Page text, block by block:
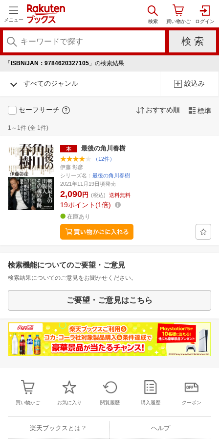
メニュー
「 ISBN/JAN：9784620327105 」の検索結果
すべてのジャンル 絞込み
セーフサーチ おすすめ順 標準
1～1件 (全 1件)
最後の角川春樹
（12件）
伊藤 彰彦
シリーズ名： 最後の角川春樹
2021年11月19日頃発売
2,090円 (税込) 送料無料
19ポイント 1倍
在庫あり
検索機能についてのご要望・ご意見
検索結果についてのご意見をお聞かせください。
ご要望・ご意見はこちら
買い物かご お気に入り 閲覧履歴 購入履歴 クーポン
楽天ブックスとは？ ヘルプ